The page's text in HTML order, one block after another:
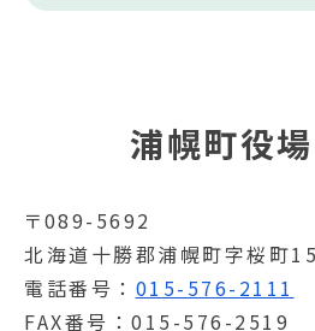
浦幌町役場
〒089-5692
北海道十勝郡浦幌町字桜町
電話番号
015-576-2111
FAX番号
015-576-2519